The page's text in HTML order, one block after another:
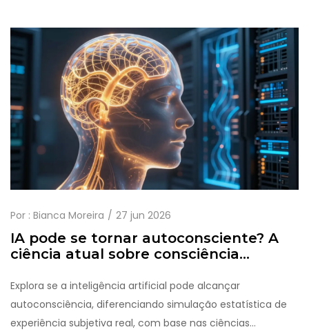
Por : Bianca Moreira 27 jun 2026
IA pode se tornar autoconsciente? A
ciência atual sobre consciência
Explora se a inteligência artificial pode alcançar
autoconsciência, diferenciando simulação estatística de
experiência subjetiva real, com base nas ciências